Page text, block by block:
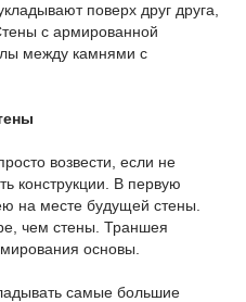
поверх друг друга,
с армированной
между камнями с
возвести, если не
конструкции. В первую
на месте будущей стены.
чем стены. Траншея
основы.
самые большие